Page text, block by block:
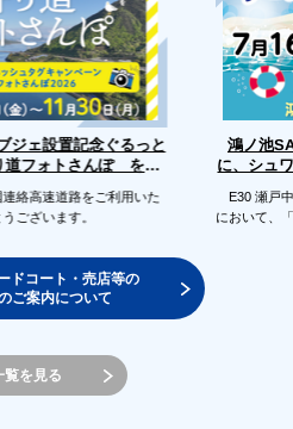
ジェ設置記念ぐるっと
道フォトさんぽ を開
絡高速道路をご利用いた
うございます。
鴻ノ池
に、シュ
E30 瀬戸中
において、
ドコート・売店等の
ご案内について
覧を見る